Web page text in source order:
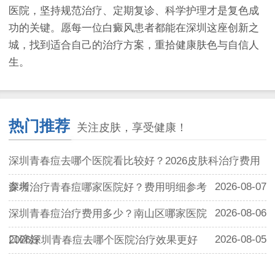
医院，坚持规范治疗、定期复诊、科学护理才是复色成
功的关键。愿每一位白癜风患者都能在深圳这座创新之
城，找到适合自己的治疗方案，重拾健康肤色与自信人
生。
热门推荐 关注皮肤，享受健康！
深圳青春痘去哪个医院看比较好？2026皮肤科治疗费用
参考 2026-08-07
深圳治疗青春痘哪家医院好？费用明细参考
2026-08-06
深圳青春痘治疗费用多少？南山区哪家医院
口碑好 2026-08-05
2026深圳青春痘去哪个医院治疗效果更好